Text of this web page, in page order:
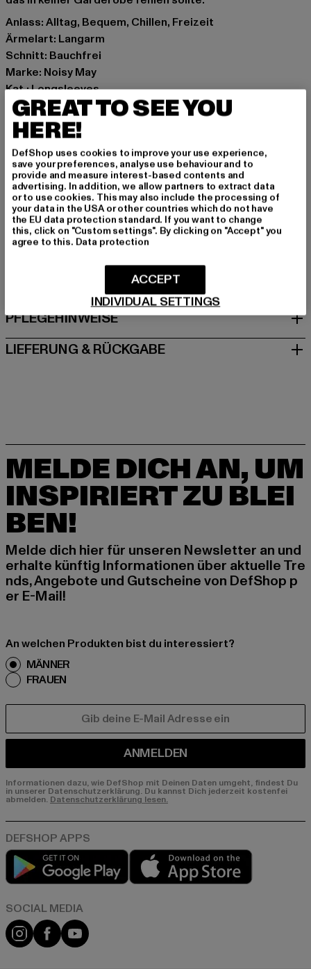
Anlass: Alltag, Bequem, Chillen, Freizeit
Ärmelart: Langarm
Schnitt: Bauchfrei
Marke: Noisy May
Kat.: Longsleeves
Farbe: grau
Hersteller Farbe: lightgrey
Materialzusammensetzung: 95% Baumwolle, 5%
Elasthan
Art.Nr: 27021336-00143
Hersteller: Bestseller Textilhandels GmbH |
info@bestseller.com
Schöneberger Straße 15 | 10963 Berlin | DE
GRÖSSE & PASSFORM
PFLEGEHINWEISE
LIEFERUNG & RÜCKGABE
MELDE DICH AN, UM
INSPIRIERT ZU BLEI
BEN!
Melde dich hier für unseren Newsletter an und
erhalte künftig Informationen über aktuelle Tre
nds, Angebote und Gutscheine von DefShop p
er E-Mail!
An welchen Produkten bist du interessiert?
MÄNNER
FRAUEN
ANMELDEN
Informationen dazu, wie DefShop mit Deinen Daten umgeht, findest Du
in unserer Datenschutzerklärung. Du kannst Dich jederzeit kostenfei
abmelden. Datenschutzerklärung lesen.
Play market
Instagram
FacebookYouTube
GREAT TO SEE YOU
HERE!
DefShop uses cookies to improve your use experience,
save your preferences, analyse use behaviour and to
provide and measure interest-based contents and
advertising. In addition, we allow partners to extract data
or to use cookies. This may also include the processing of
your data in the USA or other countries which do not have
the EU data protection standard. If you want to change
this, click on "Custom settings". By clicking on "Accept" you
agree to this. Data protection
INDIVIDUAL SETTINGS
ACCEPT